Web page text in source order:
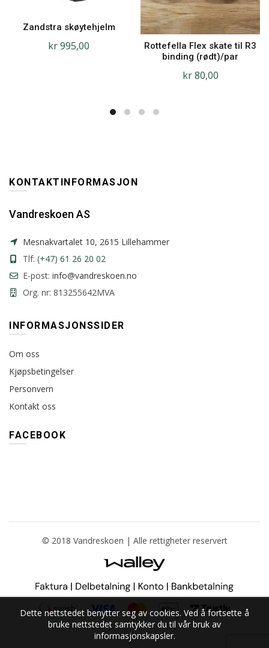
Zandstra skøytehjelm
kr995,00
Rottefella Flex skate til R3
binding (rødt)/par
kr80,00
KONTAKTINFORMASJON
Vandreskoen AS
Mesnakvartalet 10, 2615 Lillehammer
Tlf: (+47) 61 26 20 02
E-post: info@vandreskoen.no
Org. nr: 813255642MVA
INFORMASJONSSIDER
Om oss
Kjøpsbetingelser
Personvern
Kontakt oss
FACEBOOK
© 2018 Vandreskoen | Alle rettigheter reservert
Dette nettstedet benytter seg av cookies. Ved å fortsette å
bruke nettstedet samtykker du til vår bruk av
informasjonskapsler.